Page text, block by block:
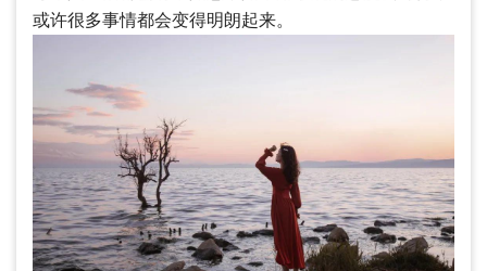
或许很多事情都会变得明朗起来。